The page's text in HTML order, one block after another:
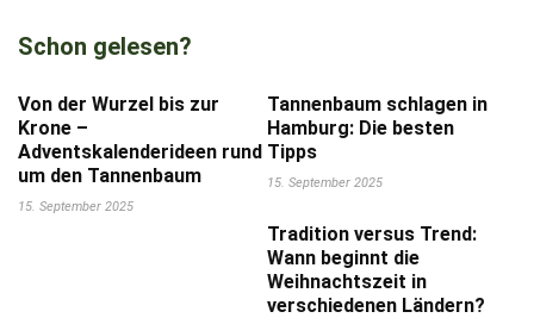
Schon gelesen?
Von der Wurzel bis zur
Krone –
Adventskalenderideen rund
um den Tannenbaum
15. September 2025
Tannenbaum schlagen in
Hamburg: Die besten
Tipps
15. September 2025
Tradition versus Trend:
Wann beginnt die
Weihnachtszeit in
verschiedenen Ländern?